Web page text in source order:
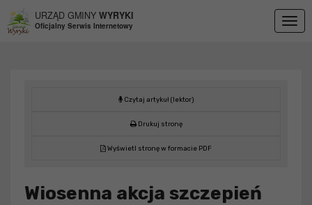
URZĄD GMINY WYRYKI
Oficjalny Serwis Internetowy
Czytaj artykuł (lektor)
Drukuj stronę
Wyświetl stronę w formacie PDF
Wiosenna akcja szczepień